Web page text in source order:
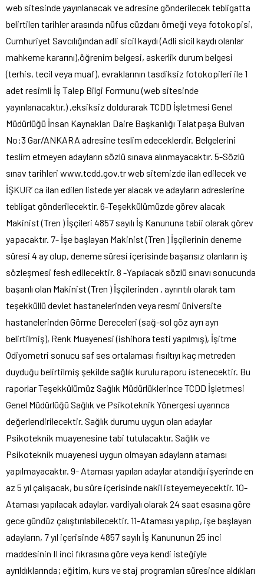
web sitesinde yayınlanacak ve adresine gönderilecek tebligatta
belirtilen tarihler arasında nüfus cüzdanı örneği veya fotokopisi,
Cumhuriyet Savcılığından adli sicil kaydı (Adli sicil kaydı olanlar
mahkeme kararını),öğrenim belgesi, askerlik durum belgesi
(terhis, tecil veya muaf), evraklarının tasdiksiz fotokopileri ile 1
adet resimli İş Talep Bilgi Formunu (web sitesinde
yayınlanacaktır.) ,eksiksiz doldurarak TCDD İşletmesi Genel
Müdürlüğü İnsan Kaynakları Daire Başkanlığı Talatpaşa Bulvarı
No:3 Gar/ANKARA adresine teslim edeceklerdir. Belgelerini
teslim etmeyen adayların sözlü sınava alınmayacaktır. 5-Sözlü
sınav tarihleri www.tcdd.gov.tr web sitemizde ilan edilecek ve
İŞKUR’ ca ilan edilen listede yer alacak ve adayların adreslerine
tebligat gönderilecektir. 6-Teşekkülümüzde görev alacak
Makinist (Tren ) İşçileri 4857 sayılı İş Kanununa tabii olarak görev
yapacaktır. 7- İşe başlayan Makinist (Tren ) İşçilerinin deneme
süresi 4 ay olup, deneme süresi içerisinde başarısız olanların iş
sözleşmesi fesh edilecektir. 8 -Yapılacak sözlü sınavı sonucunda
başarılı olan Makinist (Tren ) İşçilerinden , ayrıntılı olarak tam
teşekküllü devlet hastanelerinden veya resmi üniversite
hastanelerinden Görme Dereceleri (sağ-sol göz ayrı ayrı
belirtilmiş), Renk Muayenesi (ishihora testi yapılmış), İşitme
Odiyometri sonucu saf ses ortalaması fısıltıyı kaç metreden
duyduğu belirtilmiş şekilde sağlık kurulu raporu istenecektir. Bu
raporlar Teşekkülümüz Sağlık Müdürlüklerince TCDD İşletmesi
Genel Müdürlüğü Sağlık ve Psikoteknik Yönergesi uyarınca
değerlendirilecektir. Sağlık durumu uygun olan adaylar
Psikoteknik muayenesine tabi tutulacaktır. Sağlık ve
Psikoteknik muayenesi uygun olmayan adayların ataması
yapılmayacaktır. 9- Ataması yapılan adaylar atandığı işyerinde en
az 5 yıl çalışacak, bu süre içerisinde nakil isteyemeyecektir. 10-
Ataması yapılacak adaylar, vardiyalı olarak 24 saat esasına göre
gece gündüz çalıştırılabilecektir. 11-Ataması yapılıp, işe başlayan
adayların, 7 yıl içerisinde 4857 sayılı İş Kanununun 25 inci
maddesinin II inci fıkrasına göre veya kendi isteğiyle
ayrıldıklarında; eğitim, kurs ve staj programları süresince aldıkları